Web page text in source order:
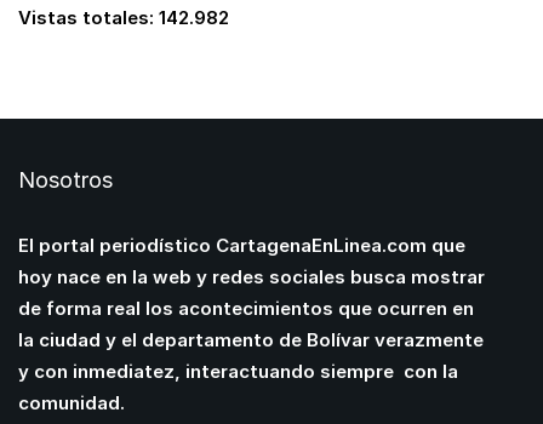
Vistas totales: 142.982
Nosotros
El portal periodístico CartagenaEnLinea.com que
hoy nace en la web y redes sociales busca mostrar
de forma real los acontecimientos que ocurren en
la ciudad y el departamento de Bolívar verazmente
y con inmediatez, interactuando siempre con la
comunidad.